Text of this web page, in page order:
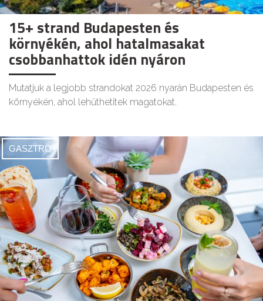
15+ strand Budapesten és
környékén, ahol hatalmasakat
csobbanhattok idén nyáron
Mutatjuk a legjobb strandokat 2026 nyarán Budapesten és
környékén, ahol lehűthetitek magatokat.
GASZTRO